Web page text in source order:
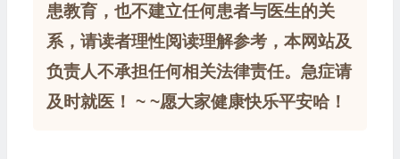
患教育，也不建立任何患者与医生的关
系，请读者理性阅读理解参考，本网站及
负责人不承担任何相关法律责任。急症请
及时就医！ ~ ~愿大家健康快乐平安哈！